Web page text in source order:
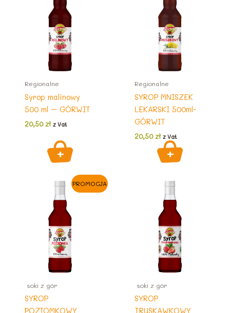
Regionalne
Syrop malinowy
500 ml – GÓRWIT
20,50zł z Vat
Regionalne
SYROP MNISZEK
LEKARSKI 500ml-
GÓRWIT
20,50zł z Vat
PROMOCJA
soki z gór
SYROP
POZIOMKOWY
soki z gór
SYROP
TRUSKAWKOWY